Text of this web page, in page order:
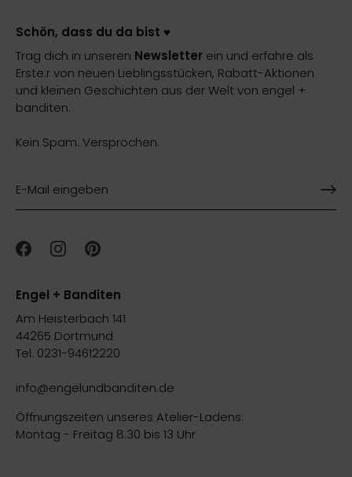
Schön, dass du da bist ♥️
Trag dich in unseren Newsletter ein und erfahre als
Erste:r von neuen Lieblingsstücken, Rabatt-Aktionen
und kleinen Geschichten aus der Welt von engel +
banditen.
Kein Spam. Versprochen.
Engel + Banditen
Am Heisterbach 141
44265 Dortmund
Tel. 0231-94612220
info@engelundbanditen.de
Öffnungszeiten unseres Atelier-Ladens:
Montag - Freitag 8.30 bis 13 Uhr